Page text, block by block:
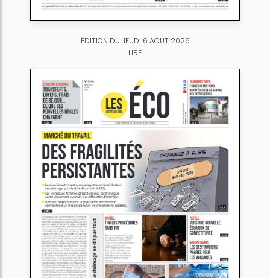
ÉDITION DU JEUDI 6 AOÛT 2026
LIRE